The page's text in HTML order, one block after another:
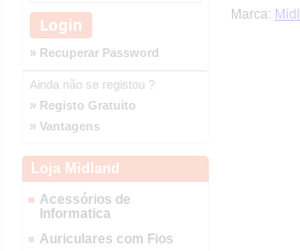
» Recuperar Password
Ainda não se registou ?
» Registo Gratuito
» Vantagens
Loja Midland
Acessórios de
Informatica
Auriculares com Fios
Marca: